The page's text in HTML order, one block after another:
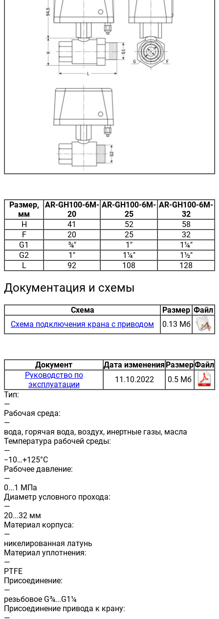
Размер,
мм
AR-GH100-6M-
20
AR-GH100-6M-
25
AR-GH100-6M-
32
H
41 52
58
F
20 25
32
G1
¾" 1"
1¼"
G2
1" 1¼"
1½"
L
92 108 128
Документация и схемы
Схема Размер Файл
Схема подключения крана с приводом
0.13 Мб
Документ Дата изменения РазмерФайл
Руководство по
эксплуатации
11.10.2022
0.5 Мб
Тип:
—
Рабочая среда:
—
вода, горячая вода, воздух, инертные газы, масла
Температура рабочей среды:
—
−10…+125°С
Рабочее давление:
—
0...1 МПа
Диаметр условного прохода:
—
20...32 мм
Материал корпуса:
—
никелированная латунь
Материал уплотнения:
—
PTFE
Присоединение:
—
резьбовое G¾...G1¼
Присоединение привода к крану: